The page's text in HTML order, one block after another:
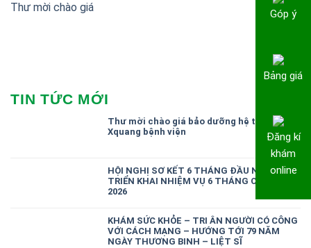
Thư mời chào giá
TIN TỨC MỚI
Thư mời chào giá bảo dưỡng hệ thống
Xquang bệnh viện
HỘI NGHỊ SƠ KẾT 6 THÁNG ĐẦU NĂM,
TRIỂN KHAI NHIỆM VỤ 6 THÁNG CUỐI NĂM
2026
KHÁM SỨC KHỎE – TRI ÂN NGƯỜI CÓ CÔNG
VỚI CÁCH MẠNG – HƯỚNG TỚI 79 NĂM
NGÀY THƯƠNG BINH – LIỆT SĨ
Góp ý
Bảng giá
Đăng kí
khám
online